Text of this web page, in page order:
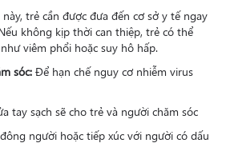
trẻ cần được đưa đến cơ sở y tế ngay
không kịp thời can thiệp, trẻ có thể
viêm phổi hoặc suy hô hấp.
sóc: Để hạn chế nguy cơ nhiễm virus
tay sạch sẽ cho trẻ và người chăm sóc
người hoặc tiếp xúc với người có dấu